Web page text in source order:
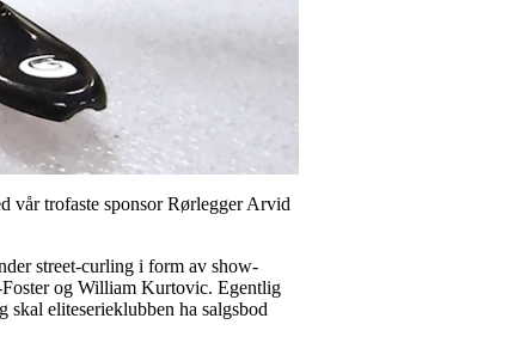
vår trofaste sponsor Rørlegger Arvid
street-curling i form av show-
og William Kurtovic. Egentlig
eliteserieklubben ha salgsbod